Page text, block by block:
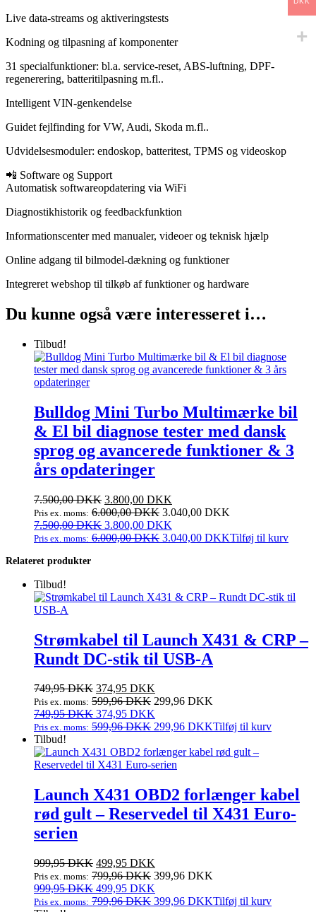
Live data-streams og aktiveringstests
Kodning og tilpasning af komponenter
31 specialfunktioner: bl.a. service-reset, ABS-luftning, DPF-
regenerering, batteritilpasning m.fl..
Intelligent VIN-genkendelse
Guidet fejlfinding for VW, Audi, Skoda m.fl..
Udvidelsesmoduler: endoskop, batteritest, TPMS og videoskop
📲 Software og Support
Automatisk softwareopdatering via WiFi
Diagnostikhistorik og feedbackfunktion
Informationscenter med manualer, videoer og teknisk hjælp
Online adgang til bilmodel-dækning og funktioner
Integreret webshop til tilkøb af funktioner og hardware
Du kunne også være interesseret i…
Tilbud!
Bulldog Mini Turbo Multimærke bil
& El bil diagnose tester med dansk
sprog og avancerede funktioner & 3
års opdateringer
7.500,00DKK Den
oprindelige
pris
var:
3.800,00 DKK
aktuelle
er:
Pris ex. moms: 6.000,00DKK 3.040,00 DKK
7.500,00DKK Den
oprindelige
3.800,00 DKK
aktuelle
Pris ex. moms: 6.000,00DKK 3.040,00 DKKTilføj til kurv
Relateret produkter
Tilbud!
Strømkabel til Launch X431 & CRP –
Rundt DC‑stik til USB‑A
749,95DKK Den
oprindelige
pris
var:
374,95 DKK
aktuelle
er:
Pris ex. moms: 599,96DKK 299,96 DKK
749,95DKK Den
oprindelige
var:
749,95 DKK.
374,95 DKK
aktuelle
er:
374,95 DKK.
Pris ex. moms: 599,96DKK 299,96 DKKTilføj til kurv
Tilbud!
Launch X431 OBD2 forlænger kabel
rød gult – Reservedel til X431 Euro-
serien
999,95DKK Den
oprindelige
pris
var:
499,95 DKK
aktuelle
er:
Pris ex. moms: 799,96DKK 399,96 DKK
999,95DKK Den
oprindelige
499,95 DKK
aktuelle
Pris ex. moms: 799,96DKK 399,96 DKKTilføj til kurv